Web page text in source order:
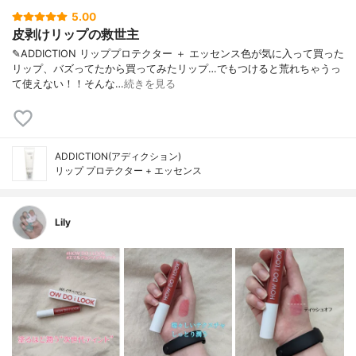
5.00
皮剥けリップの救世主
✎ADDICTION リッププロテクター ＋ エッセンス色が気に入って買った
リップ、バズってたから買ってみたリップ…でもつけると荒れちゃうっ
て使えない！！そんな…続きを見る
ADDICTION(アディクション)
リップ プロテクター + エッセンス
Lily